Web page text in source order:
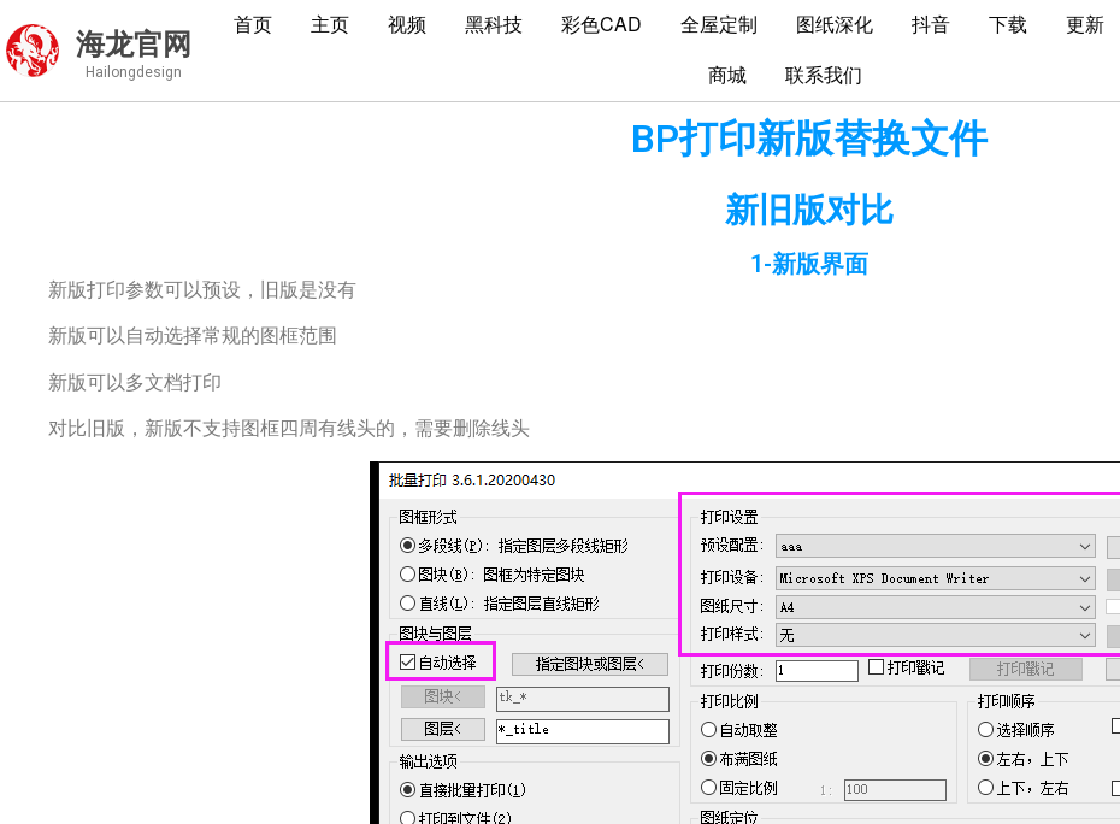
海龙官网
Hailongdesign
首页 主页 视频 黑科技 彩色CAD 全屋定制 图纸深化 抖音 下载 更新
商城
联系我们
BP打印新版替换文件
新旧版对比
1-新版界面
新版打印参数可以预设，旧版是没有
新版可以自动选择常规的图框范围
新版可以多文档打印
对比旧版，新版不支持图框四周有线头的，需要删除线头